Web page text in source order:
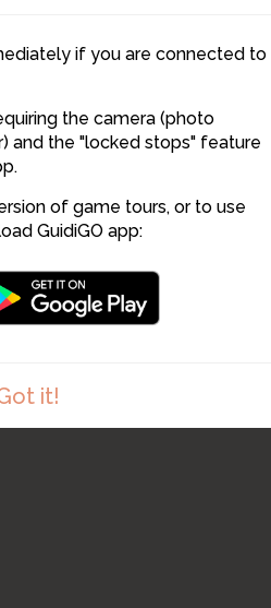
if you are connected to
the camera (photo
and the "locked stops" feature
of game tours, or to use
GuidiGO app:
it!
7
6
5
4
3
2
1